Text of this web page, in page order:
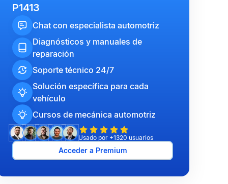
P1413
Chat con especialista automotriz
Diagnósticos y manuales de
reparación
Soporte técnico 24/7
Solución específica para cada
vehículo
Cursos de mecánica automotriz
Usado por +1320 usuarios
Acceder a Premium